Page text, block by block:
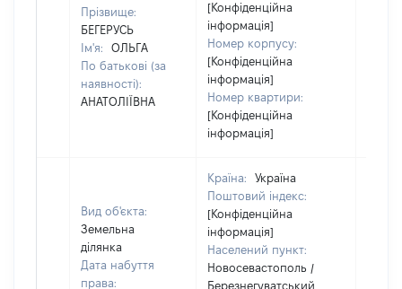
Прізвище:
БЕГЕРУСЬ
Ім'я:
ОЛЬГА
По батькові (за
наявності):
АНАТОЛІЇВНА
[Конфіденційна
інформація]
Номер корпусу:
[Конфіденційна
інформація]
Номер квартири:
[Конфіденційна
інформація]
Вид об'єкта:
Земельна
ділянка
Дата набуття
права:
Країна:
Україна
Поштовий індекс:
[Конфіденційна
інформація]
Населений пункт:
Новосевастополь /
Березнегуватський